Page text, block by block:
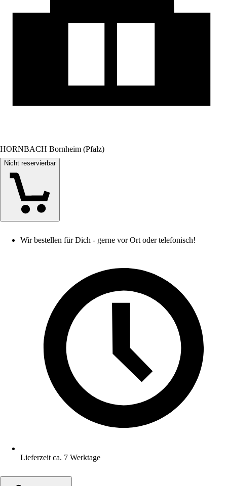
HORNBACH Bornheim (Pfalz)
Nicht reservierbar
Wir bestellen für Dich - gerne vor Ort oder telefonisch!
Lieferzeit ca. 7 Werktage